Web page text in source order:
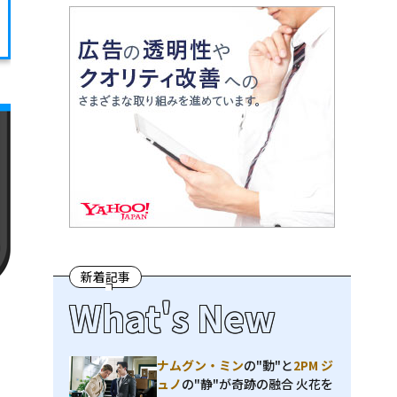
新着記事
What's New
ナムグン・ミンの"動"と2PM ジ
ュノの"静"が奇跡の融合 火花を